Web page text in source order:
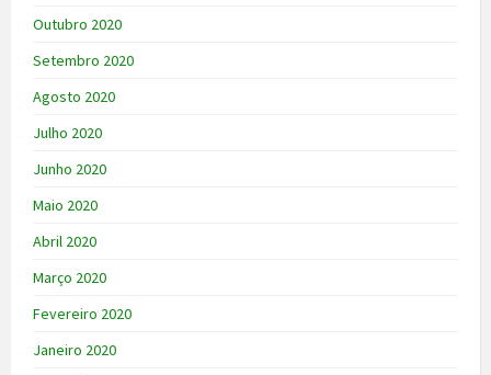
Outubro 2020
Setembro 2020
Agosto 2020
Julho 2020
Junho 2020
Maio 2020
Abril 2020
Março 2020
Fevereiro 2020
Janeiro 2020